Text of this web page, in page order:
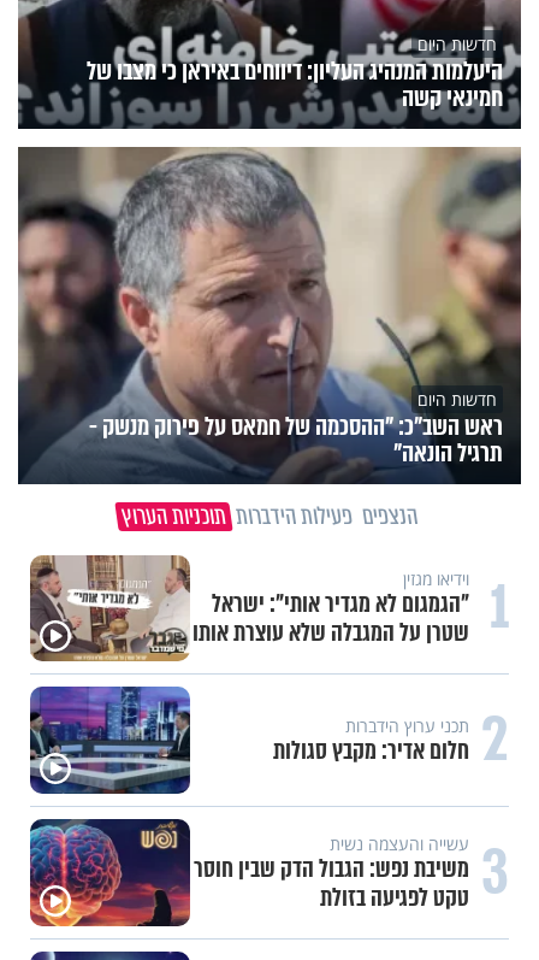
חדשות היום
היעלמות המנהיג העליון: דיווחים באיראן כי מצבו של
חמינאי קשה
חדשות היום
ראש השב"כ: "ההסכמה של חמאס על פירוק מנשק -
תרגיל הונאה"
הנצפים פעילות הידברות תוכניות הערוץ
1 וידיאו מגזין
"הגמגום לא מגדיר אותי": ישראל
שטרן על המגבלה שלא עוצרת אותו
2 תכני ערוץ הידברות
חלום אדיר: מקבץ סגולות
3 עשייה והעצמה נשית
משיבת נפש: הגבול הדק שבין חוסר
טקט לפגיעה בזולת